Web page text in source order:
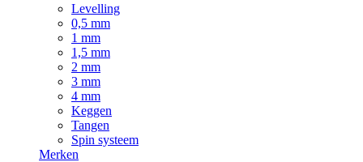
Levelling
0,5 mm
1 mm
1,5 mm
2 mm
3 mm
4 mm
Keggen
Tangen
Spin systeem
Merken